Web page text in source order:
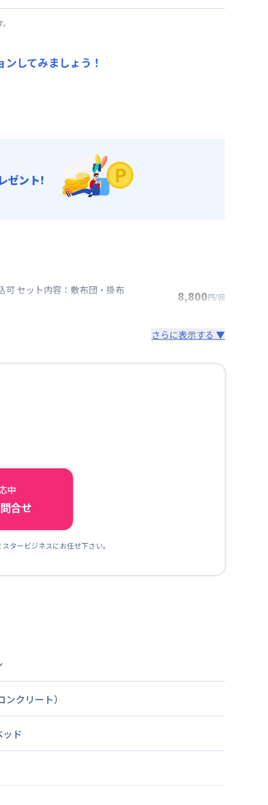
利用いただけます！
してみましょう！
ゼント!
セット内容：敷布団・掛布
8,800円/回
さらに表示する ▼
中
合せ
タービジネスにお任せ下さい。
ンクリート）
ド